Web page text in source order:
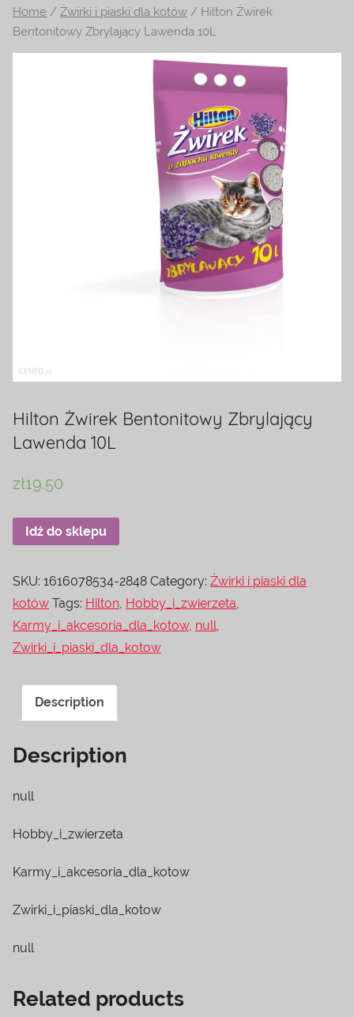
na
temat
terrarystyki
Home / Żwirki i piaski dla kotów / Hilton Żwirek
Bentonitowy Zbrylający Lawenda 10L
Hilton Żwirek Bentonitowy Zbrylający
Lawenda 10L
zł19.50
Idź do sklepu
SKU: 1616078534-2848 Category: Żwirki i piaski dla
kotów Tags: Hilton, Hobby_i_zwierzeta,
Karmy_i_akcesoria_dla_kotow, null,
Zwirki_i_piaski_dla_kotow
Description
Description
null
Hobby_i_zwierzeta
Karmy_i_akcesoria_dla_kotow
Zwirki_i_piaski_dla_kotow
null
Related products